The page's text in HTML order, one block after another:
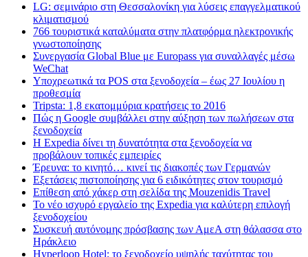
LG: σεμινάριο στη Θεσσαλονίκη για λύσεις επαγγελματικού
κλιματισμού
766 τουριστικά καταλύματα στην πλατφόρμα ηλεκτρονικής
γνωστοποίησης
Συνεργασία Global Blue με Europass για συναλλαγές μέσω
WeChat
Υποχρεωτικά τα POS στα ξενοδοχεία – έως 27 Ιουλίου η
προθεσμία
Tripsta: 1,8 εκατομμύρια κρατήσεις το 2016
Πώς η Google συμβάλλει στην αύξηση των πωλήσεων στα
ξενοδοχεία
Η Expedia δίνει τη δυνατότητα στα ξενοδοχεία να
προβάλουν τοπικές εμπειρίες
Έρευνα: το κινητό… κινεί τις διακοπές των Γερμανών
Εξετάσεις πιστοποίησης για 6 ειδικότητες στον τουρισμό
Επίθεση από χάκερ στη σελίδα της Mouzenidis Travel
Το νέο ισχυρό εργαλείο της Expedia για καλύτερη επιλογή
ξενοδοχείου
Συσκευή αυτόνομης πρόσβασης των ΑμεΑ στη θάλασσα στο
Ηράκλειο
Hyperloop Hotel: το ξενοδοχείο υψηλής ταχύτητας του